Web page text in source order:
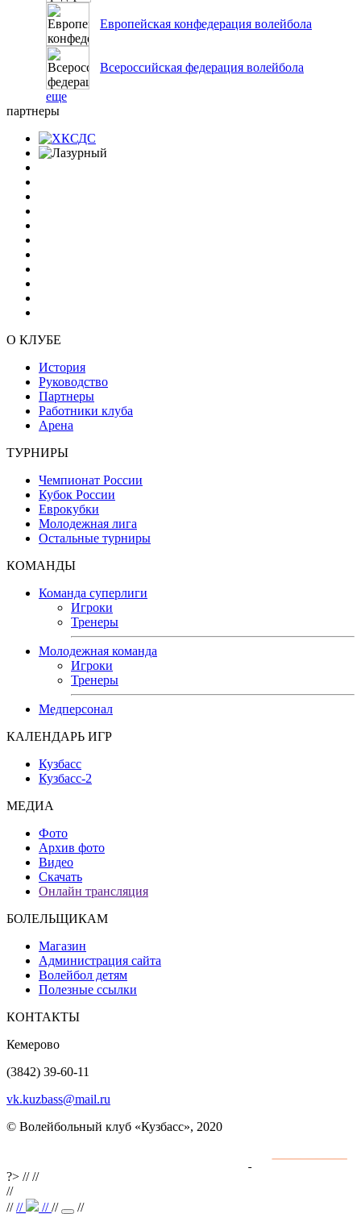
Европейская конфедерация волейбола
Всероссийская федерация волейбола
еще
партнеры
О КЛУБЕ
История
Руководство
Партнеры
Работники клуба
Арена
ТУРНИРЫ
Чемпионат России
Кубок России
Еврокубки
Молодежная лига
Остальные турниры
КОМАНДЫ
Команда суперлиги
Игроки
Тренеры
Молодежная команда
Игроки
Тренеры
Медперсонал
КАЛЕНДАРЬ ИГР
Кузбасс
Кузбасс-2
МЕДИА
Фото
Архив фото
Видео
Скачать
Онлайн трансляция
БОЛЕЛЬЩИКАМ
Магазин
Администрация сайта
Волейбол детям
Полезные ссылки
КОНТАКТЫ
Кемерово
(3842) 39-60-11
vk.kuzbass@mail.ru
© Волейбольный клуб «Кузбасс», 2020
?> ////
//
//// //// //